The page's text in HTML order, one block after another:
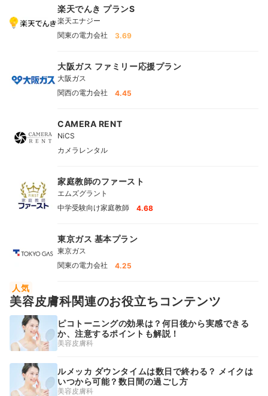
楽天でんき プランS
楽天エナジー
関東の電力会社
3.69
大阪ガス ファミリー応援プラン
大阪ガス
関西の電力会社
4.45
CAMERA RENT
NiCS
カメラレンタル
家庭教師のファースト
エムズグラント
中学受験向け家庭教師
4.68
東京ガス 基本プラン
東京ガス
関東の電力会社
4.25
人気
美容皮膚科関連のお役立ちコンテンツ
ピコトーニングの効果は？何日後から実感できる
か、注意するポイントも解説！
美容皮膚科
ルメッカ ダウンタイムは数日で終わる？ メイクは
いつから可能？数日間の過ごし方
美容皮膚科